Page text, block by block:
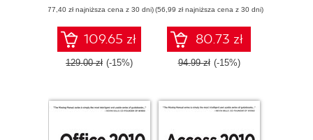
(77,40 zł najniższa cena z 30 dni)
109.65 zł
129.00 zł (-15%)
(56,99 zł najniższa cena z 30 dni)
80.73 zł
94.99 zł (-15%)